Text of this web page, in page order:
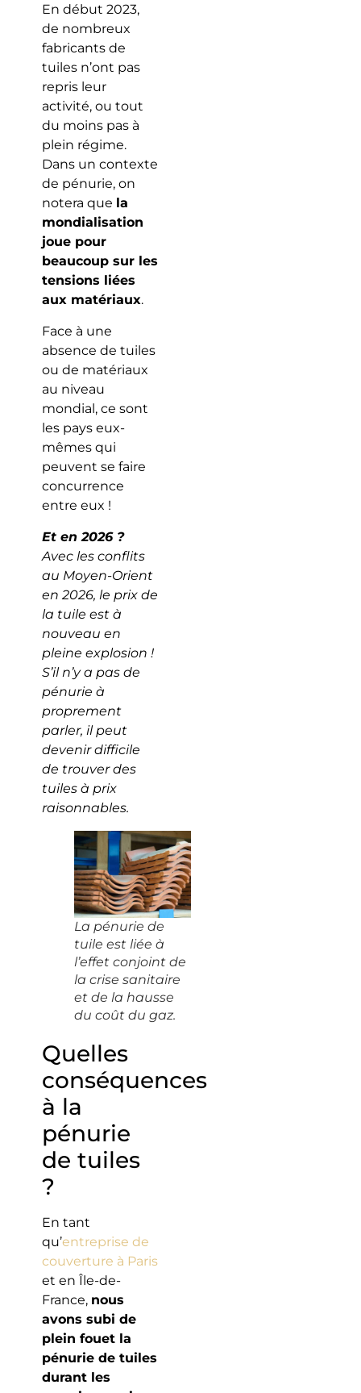
En début 2023,
de nombreux
fabricants de
tuiles n’ont pas
repris leur
activité, ou tout
du moins pas à
plein régime.
Dans un contexte
de pénurie, on
notera que la
mondialisation
joue pour
beaucoup sur les
tensions liées
aux matériaux.
Face à une
absence de tuiles
ou de matériaux
au niveau
mondial, ce sont
les pays eux-
mêmes qui
peuvent se faire
concurrence
entre eux !
Et en 2026 ?
Avec les conflits
au Moyen-Orient
en 2026, le prix de
la tuile est à
nouveau en
pleine explosion !
S’il n’y a pas de
pénurie à
proprement
parler, il peut
devenir difficile
de trouver des
tuiles à prix
raisonnables.
La pénurie de
tuile est liée à
l’effet conjoint de
la crise sanitaire
et de la hausse
du coût du gaz.
Quelles
conséquences
à la
pénurie
de tuiles
?
En tant
qu’entreprise de
couverture à Paris
et en Île-de-
France, nous
avons subi de
plein fouet la
pénurie de tuiles
durant les